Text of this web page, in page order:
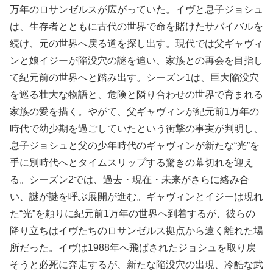
万年のロサンゼルスが広がっていた。イヴと息子ジョシュ
は、生存者とともに古代の世界で命を賭けたサバイバルを
続け、元の世界へ戻る道を探し出す。現代では父ギャヴィ
ンと娘イジーが陥没穴の謎を追い、家族との再会を目指し
て紀元前の世界へと踏み出す。シーズン1は、巨大陥没穴
を巡る壮大な物語と、危険と隣り合わせの世界で育まれる
家族の愛を描く。やがて、父ギャヴィンが紀元前1万年の
時代で幼少期を過ごしていたという衝撃の事実が判明し、
息子ジョシュと父の少年時代のギャヴィンが新たな“光”を
手に別時代へとタイムスリップする驚きの幕切れを迎え
る。シーズン2では、過去・現在・未来がさらに絡み合
い、謎が謎を呼ぶ展開が進む。ギャヴィンとイジーは現れ
た“光”を頼りに紀元前1万年の世界へ到着するが、彼らの
降り立ちはイヴたちのロサンゼルス拠点から遠く離れた場
所だった。イヴは1988年へ飛ばされたジョシュを取り戻
そうと必死に奔走するが、新たな陥没穴の出現、冷酷な武